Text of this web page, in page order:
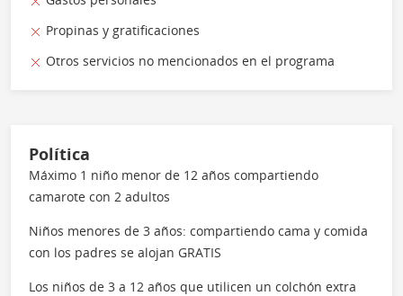
Propinas y gratificaciones
Otros servicios no mencionados en el programa
Política
Máximo 1 niño menor de 12 años compartiendo
camarote con 2 adultos
Niños menores de 3 años: compartiendo cama y comida
con los padres se alojan GRATIS
Los niños de 3 a 12 años que utilicen un colchón extra